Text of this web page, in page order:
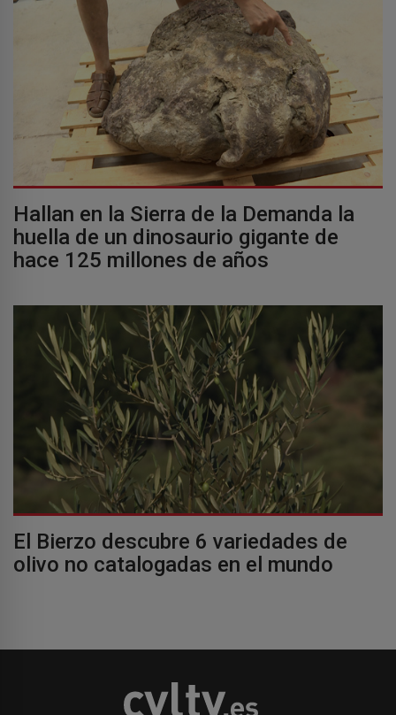
Hallan en la Sierra de la Demanda la
huella de un dinosaurio gigante de
hace 125 millones de años
El Bierzo descubre 6 variedades de
olivo no catalogadas en el mundo